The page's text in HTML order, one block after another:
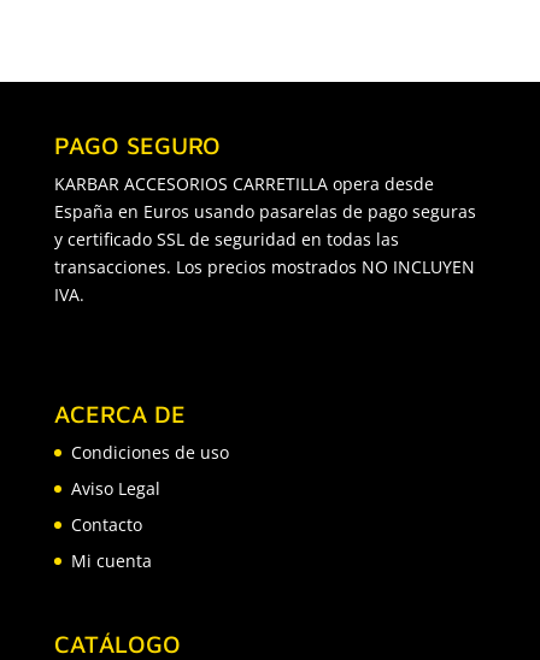
PAGO SEGURO
KARBAR ACCESORIOS CARRETILLA opera desde
España en Euros usando pasarelas de pago seguras
y certificado SSL de seguridad en todas las
transacciones. Los precios mostrados NO INCLUYEN
IVA.
ACERCA DE
Condiciones de uso
Aviso Legal
Contacto
Mi cuenta
CATÁLOGO